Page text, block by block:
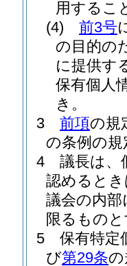
用するこ
(4)
前3号
の目的の
に提供す
保有個人
き。
3
前項の規
の条例の
4
議長は、
認めると
議会の内
限るもの
5
保有特定
び第29条